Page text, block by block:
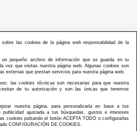
sobre las cookies de la página web responsabilidad de la
pequeño archivo de información que se guarda en tu
vez que visitas nuestra página web. Algunas cookies son
externas que prestan servicios para nuestra página web.
las cookies técnicas son necesarias para que nuestra
de tu autorización y son las únicas que tenemos
nuestra página, para personalizarla en base a tus
publicidad ajustada a tus búsquedas, gustos e intereses
cookies pulsando el botón ACEPTA TODO o configurarlas
CONFIGURACIÓN DE COOKIES.